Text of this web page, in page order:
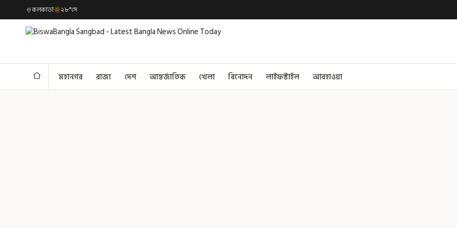
কলকাতা ২৮°সে
মহানগর রাজ্য দেশ আন্তর্জাতিক খেলা বিনোদন লাইফস্টাইল আবহাওয়া